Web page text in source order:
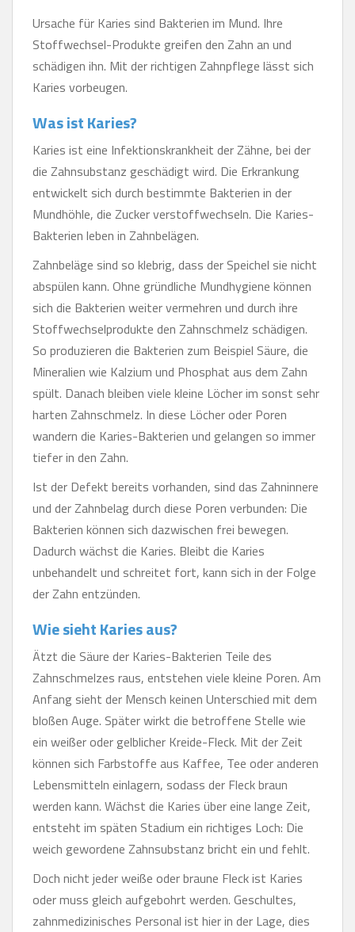
Ursache für Karies sind Bakterien im Mund. Ihre
Stoffwechsel-Produkte greifen den Zahn an und
schädigen ihn. Mit der richtigen Zahnpflege lässt sich
Karies vorbeugen.
Was ist Karies?
Karies ist eine Infektionskrankheit der Zähne, bei der
die Zahnsubstanz geschädigt wird. Die Erkrankung
entwickelt sich durch bestimmte Bakterien in der
Mundhöhle, die Zucker verstoffwechseln. Die Karies-
Bakterien leben in Zahnbelägen.
Zahnbeläge sind so klebrig, dass der Speichel sie nicht
abspülen kann. Ohne gründliche Mundhygiene können
sich die Bakterien weiter vermehren und durch ihre
Stoffwechselprodukte den Zahnschmelz schädigen.
So produzieren die Bakterien zum Beispiel Säure, die
Mineralien wie Kalzium und Phosphat aus dem Zahn
spült. Danach bleiben viele kleine Löcher im sonst sehr
harten Zahnschmelz. In diese Löcher oder Poren
wandern die Karies-Bakterien und gelangen so immer
tiefer in den Zahn.
Ist der Defekt bereits vorhanden, sind das Zahninnere
und der Zahnbelag durch diese Poren verbunden: Die
Bakterien können sich dazwischen frei bewegen.
Dadurch wächst die Karies. Bleibt die Karies
unbehandelt und schreitet fort, kann sich in der Folge
der Zahn entzünden.
Wie sieht Karies aus?
Ätzt die Säure der Karies-Bakterien Teile des
Zahnschmelzes raus, entstehen viele kleine Poren. Am
Anfang sieht der Mensch keinen Unterschied mit dem
bloßen Auge. Später wirkt die betroffene Stelle wie
ein weißer oder gelblicher Kreide-Fleck. Mit der Zeit
können sich Farbstoffe aus Kaffee, Tee oder anderen
Lebensmitteln einlagern, sodass der Fleck braun
werden kann. Wächst die Karies über eine lange Zeit,
entsteht im späten Stadium ein richtiges Loch: Die
weich gewordene Zahnsubstanz bricht ein und fehlt.
Doch nicht jeder weiße oder braune Fleck ist Karies
oder muss gleich aufgebohrt werden. Geschultes,
zahnmedizinisches Personal ist hier in der Lage, dies